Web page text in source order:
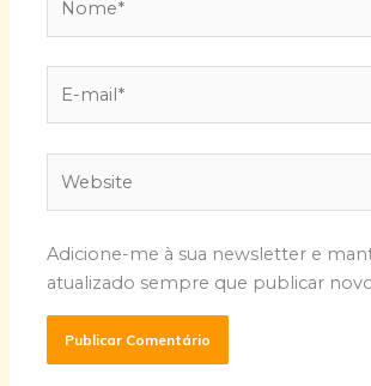
mail*
Adicione-me à sua newsletter e
atualizado sempre que publicar